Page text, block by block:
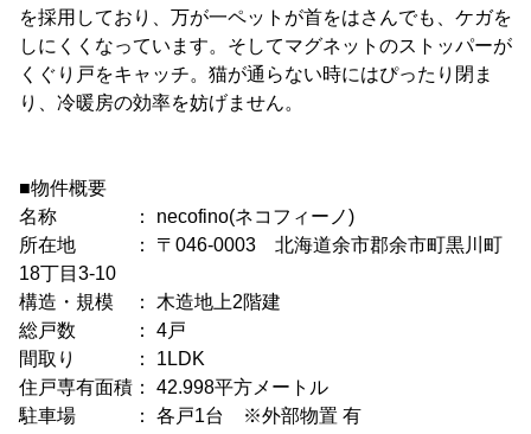
を採用しており、万が一ペットが首をはさんでも、ケガを
しにくくなっています。そしてマグネットのストッパーが
くぐり戸をキャッチ。猫が通らない時にはぴったり閉ま
り、冷暖房の効率を妨げません。
■物件概要
名称 ： necofino(ネコフィーノ)
所在地 ： 〒046-0003 北海道余市郡余市町黒川町
18丁目3-10
構造・規模 ： 木造地上2階建
総戸数 ： 4戸
間取り ： 1LDK
住戸専有面積： 42.998平方メートル
駐車場 ： 各戸1台 ※外部物置 有